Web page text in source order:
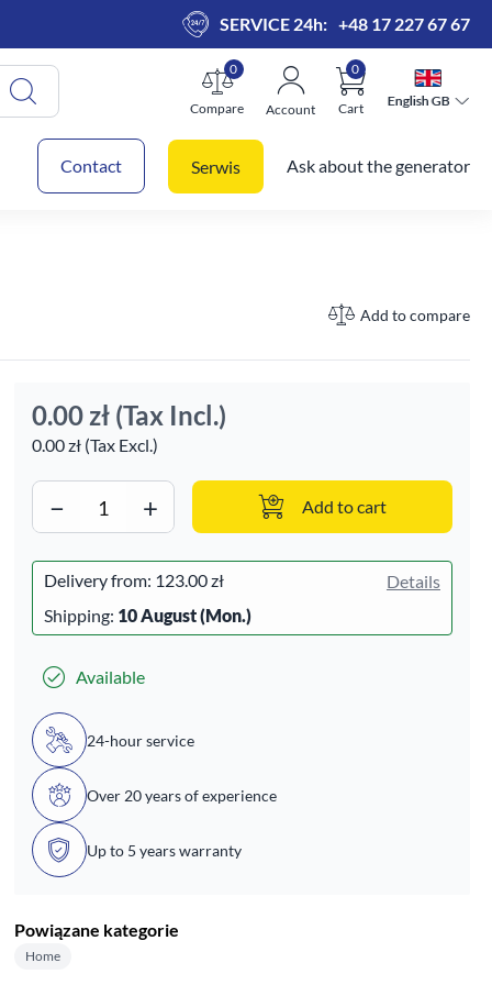
SERVICE 24h: +48 17 227 67 67
Compare
0
Account Cart
0
English GB
English GB
Contact Serwis Ask about the generator
Add to compare
0.00 zł (Tax Incl.)
0.00 zł (Tax Excl.)
− + Add to cart
Delivery from: 123.00 zł
Details
Shipping: 10 August (Mon.)
Available
24-hour service
Over 20 years of experience
Up to 5 years warranty
Powiązane kategorie
Home